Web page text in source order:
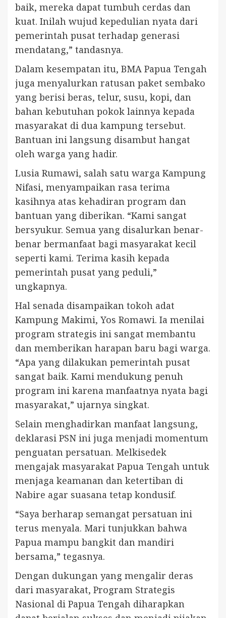
baik, mereka dapat tumbuh cerdas dan
kuat. Inilah wujud kepedulian nyata dari
pemerintah pusat terhadap generasi
mendatang,” tandasnya.
Dalam kesempatan itu, BMA Papua Tengah
juga menyalurkan ratusan paket sembako
yang berisi beras, telur, susu, kopi, dan
bahan kebutuhan pokok lainnya kepada
masyarakat di dua kampung tersebut.
Bantuan ini langsung disambut hangat
oleh warga yang hadir.
Lusia Rumawi, salah satu warga Kampung
Nifasi, menyampaikan rasa terima
kasihnya atas kehadiran program dan
bantuan yang diberikan. “Kami sangat
bersyukur. Semua yang disalurkan benar-
benar bermanfaat bagi masyarakat kecil
seperti kami. Terima kasih kepada
pemerintah pusat yang peduli,”
ungkapnya.
Hal senada disampaikan tokoh adat
Kampung Makimi, Yos Romawi. Ia menilai
program strategis ini sangat membantu
dan memberikan harapan baru bagi warga.
“Apa yang dilakukan pemerintah pusat
sangat baik. Kami mendukung penuh
program ini karena manfaatnya nyata bagi
masyarakat,” ujarnya singkat.
Selain menghadirkan manfaat langsung,
deklarasi PSN ini juga menjadi momentum
penguatan persatuan. Melkisedek
mengajak masyarakat Papua Tengah untuk
menjaga keamanan dan ketertiban di
Nabire agar suasana tetap kondusif.
“Saya berharap semangat persatuan ini
terus menyala. Mari tunjukkan bahwa
Papua mampu bangkit dan mandiri
bersama,” tegasnya.
Dengan dukungan yang mengalir deras
dari masyarakat, Program Strategis
Nasional di Papua Tengah diharapkan